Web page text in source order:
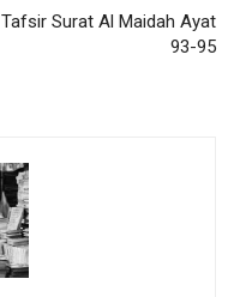
Tafsir Surat Al Maidah Ayat
93-95